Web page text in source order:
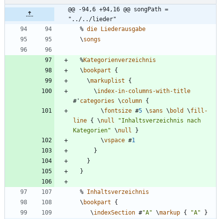
@@ -94,6 +94,16 @@ songPath =
"../../lieder"
% die Liederausgabe
\songs
%Kategorienverzeichnis
\ bookpart
{
\markuplist
{
\index-in-columns-with-title
#' categories \column {
\fontsize #5 \sans \ bold \fill-
line { \null "Inhaltsverzeichnis nach
Kategorien" \null
}
\vspace #1
}
}
}
% Inhaltsverzeichnis
\ bookpart
{
\indexSection #"A" \markup { "A" }